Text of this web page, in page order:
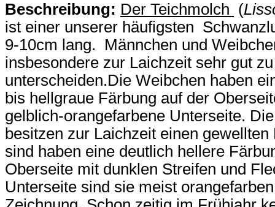
Beschreibung: Der Teichmolch (
ist einer unserer häufigsten
9-10cm lang. Männchen und
insbesondere zur Laichzeit sehr gut zu
unterscheiden.Die Weibchen haben
bis hellgraue Färbung auf der
gelblich-orangefarbene Unterseite.
besitzen zur Laichzeit einen
sind haben eine deutlich hellere
Oberseite mit dunklen Streifen und
Unterseite sind sie meist